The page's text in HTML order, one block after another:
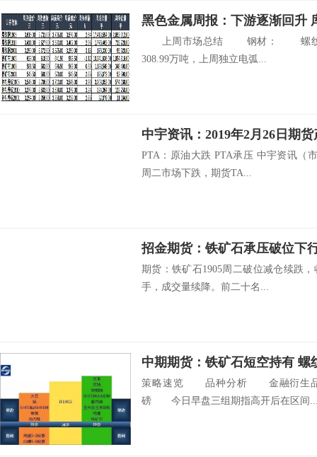
黑色金属周报：下游逐渐回升
上周市场总结 钢材： 螺纹钢
308.99万吨，上周独立电弧...
中宇资讯：2019年2月26日期
PTA：原油大跌 PTA承压 中宇资讯（
周二市场下跌，期货TA...
招金期货：铁矿石承压破位下
期货：铁矿石1905周二破位减仓续跌
手，成交量续降。前二十名...
中期期货：铁矿石短空持有 螺
策略速览 品种分析 金融衍生
磅 今日早盘三组期指高开后在区间